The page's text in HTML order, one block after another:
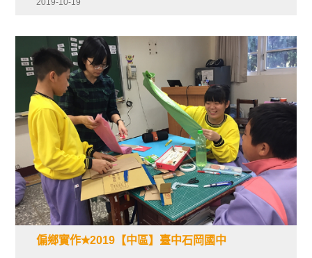
2019-10-19
偏鄉實作✭2019【中區】臺中石岡國中